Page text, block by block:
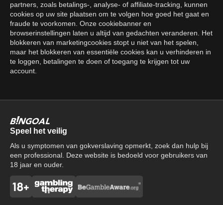
partners, zoals betalings-, analyse- of affiliate-tracking, kunnen
cookies op uw site plaatsen om te volgen hoe goed het gaat en
fraude te voorkomen. Onze cookiebanner en
browserinstellingen laten u altijd van gedachten veranderen. Het
blokkeren van marketingcookies stopt u niet van het spelen,
maar het blokkeren van essentiële cookies kan u verhinderen in
te loggen, betalingen te doen of toegang te krijgen tot uw
account.
Speel het veilig
Als u symptomen van gokverslaving opmerkt, zoek dan hulp bij
een professional. Deze website is bedoeld voor gebruikers van
18 jaar en ouder.